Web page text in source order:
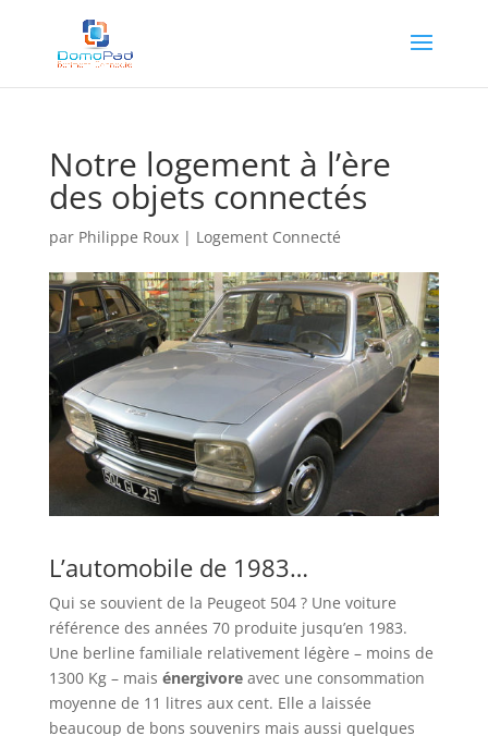
Notre logement à l’ère
des objets connectés
par Philippe Roux| Logement Connecté
L’automobile de 1983…
Qui se souvient de la Peugeot 504 ? Une voiture
référence des années 70 produite jusqu’en 1983.
Une berline familiale relativement légère – moins de
1300 Kg – mais énergivoreavec une consommation
moyenne de 11 litres aux cent. Elle a laissée
beaucoup de bons souvenirs mais aussi quelques